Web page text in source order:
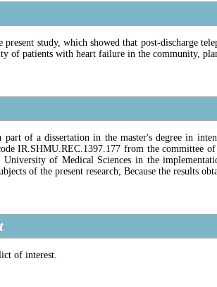
study, which showed that post-discharge
of patients with heart failure in the community,
part of a dissertation in the master's degree in
IR.SHMU.REC.1397.177 from the committee
of Medical Sciences in the
of the present research; Because the results
of interest.